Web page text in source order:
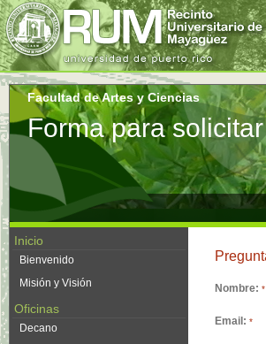
Facultad de Artes y Ciencias
Forma para
Inicio
Bienvenido
Misión y Visión
Oficinas
Decano
Nombre: *
Email: *